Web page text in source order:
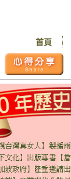
首頁